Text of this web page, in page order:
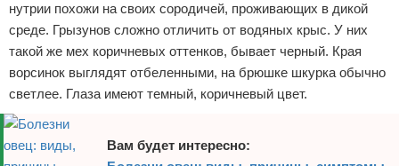
нутрии похожи на своих сородичей, проживающих в дикой
среде. Грызунов сложно отличить от водяных крыс. У них
такой же мех коричневых оттенков, бывает черный. Края
ворсинок выглядят отбеленными, на брюшке шкурка обычно
светлее. Глаза имеют темный, коричневый цвет.
Вам будет интересно: